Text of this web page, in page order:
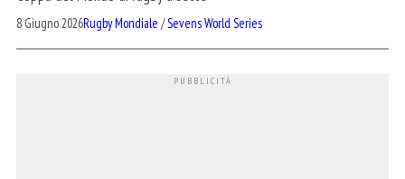
8 Giugno 2026Rugby Mondiale /Sevens World Series